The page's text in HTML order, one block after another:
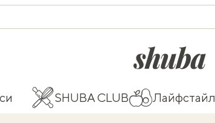
shuba.life
SHUBA CLUB Лайфстайл